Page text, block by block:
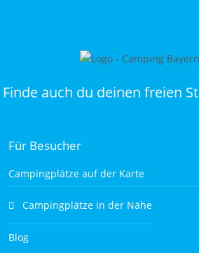
Finde auch du deinen freien
Für Besucher
Campingplätze auf der Karte
Campingplätze in der Nähe
Blog